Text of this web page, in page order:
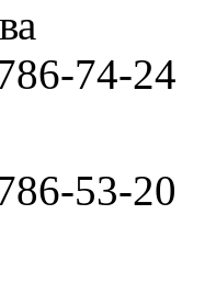
74-24
53-20